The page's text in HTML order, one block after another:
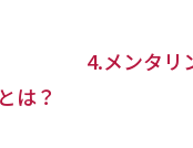
は？
4.メンタリ